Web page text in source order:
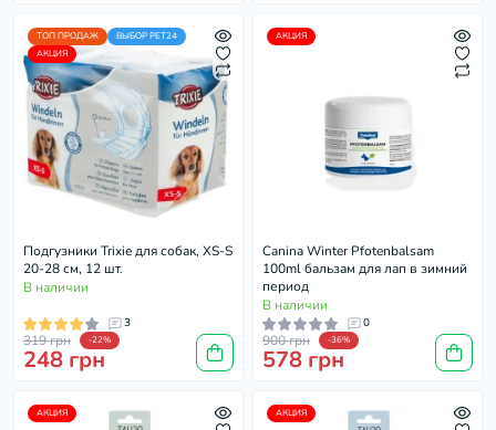
ТОП ПРОДАЖ
ВЫБОР PET24
АКЦИЯ
Подгузники Trixie для собак, XS-S
20-28 см, 12 шт.
В наличии
3
319 грн -22%
248 грн
АКЦИЯ
Canina Winter Pfotenbalsam
100ml бальзам для лап в зимний
период
В наличии
0
900 грн -36%
578 грн
АКЦИЯ АКЦИЯ